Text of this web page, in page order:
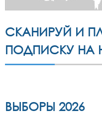
СКАНИРУЙ И
ПОДПИСКУ НА
ВЫБОРЫ 2026